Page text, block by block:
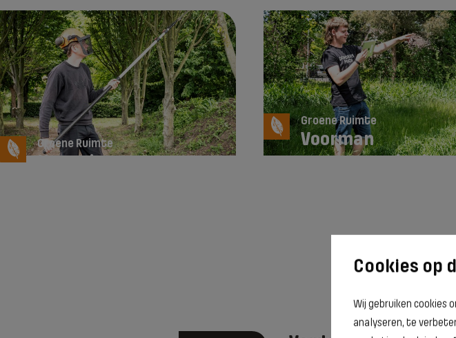
Wij gebruiken cookies
analyseren, te
Groene Ruimte
Hovenier
Groene Ruimte
Voorman
groenvoorziening